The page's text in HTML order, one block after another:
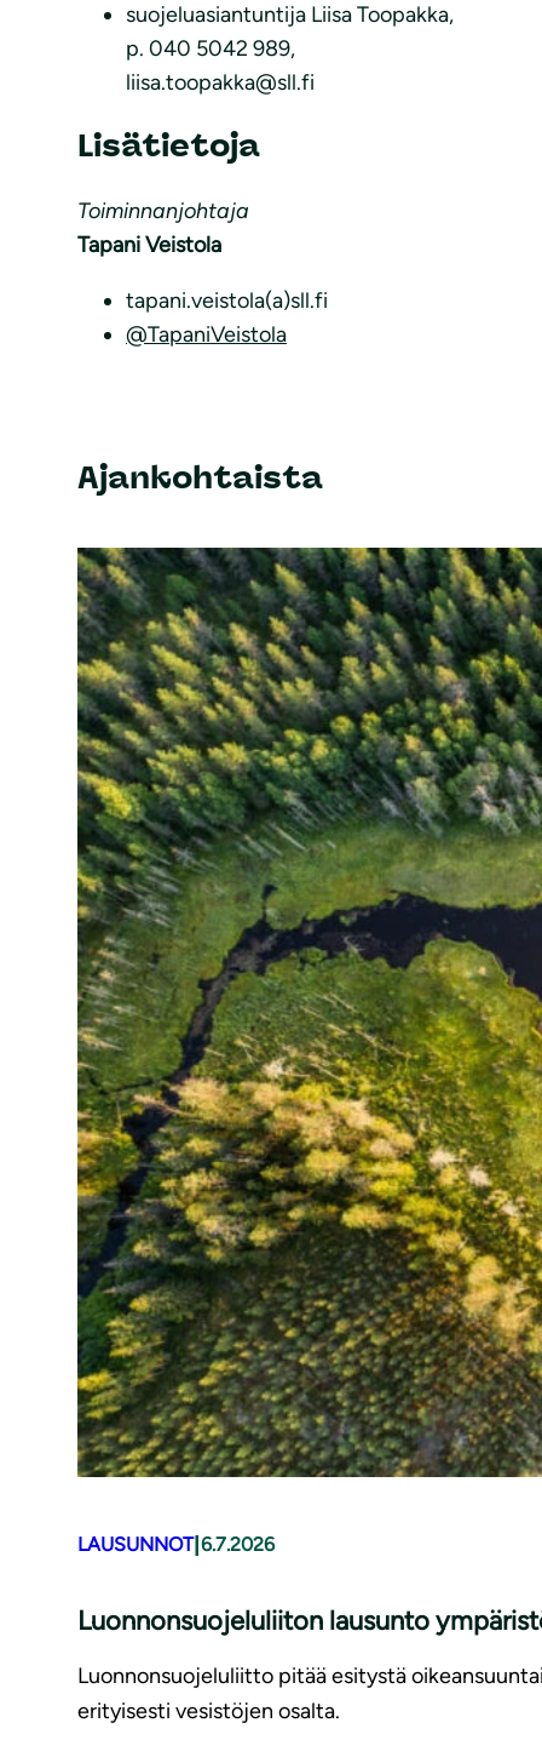
suojeluasiantuntija Liisa Toopakka,
p. 040 5042 989,
liisa.toopakka@sll.fi
Lisätietoja
Toiminnanjohtaja
Tapani Veistola
tapani.veistola(a)sll.fi
@TapaniVeistola
Ajankohtaista
LAUSUNNOT| 6.7.2026
Luonnonsuojeluliiton lausunto
Luonnonsuojeluliitto pitää esitystä
erityisesti vesistöjen osalta.